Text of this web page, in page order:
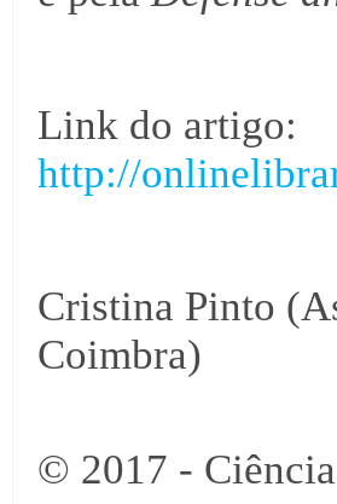
Link do artigo:
http://
Cristina Pinto
Coimbra)
© 2017 -